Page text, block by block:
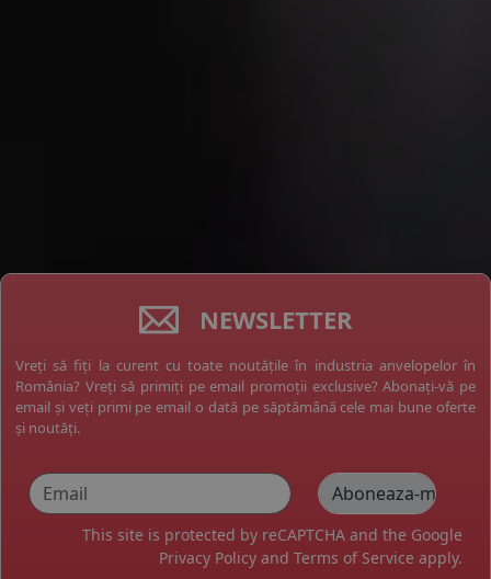
NEWSLETTER
Vreți să fiți la curent cu toate noutățile în industria anvelopelor în
România? Vreți să primiți pe email promoții exclusive? Abonați-vă pe
email și veți primi pe email o dată pe săptămână cele mai bune oferte
și noutăți.
This site is protected by reCAPTCHA and the Google
Privacy Policy and Terms of Service apply.